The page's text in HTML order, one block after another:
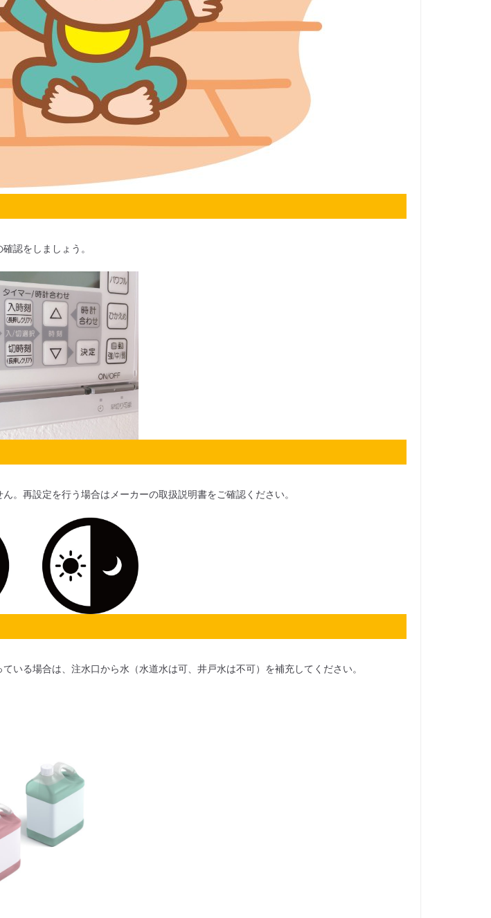
認をしましょう。
。再設定を行う場合はメーカーの取扱説明書をご確認ください。
る場合は、注水口から水（水道水は可、井戸水は不可）を補充してください。